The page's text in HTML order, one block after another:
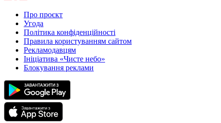
Про проєкт
Угода
Політика конфіденційності
Правила користуванням сайтом
Рекламодавцям
Ініціатива «Чисте небо»
Блокування реклами